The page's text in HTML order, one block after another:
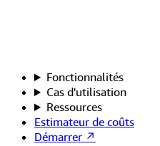
Fonctionnalités
Cas d'utilisation
Ressources
Estimateur de coûts
Démarrer ↗